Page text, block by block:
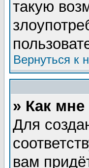
такую
Вернуться к
» Как
Для
вам